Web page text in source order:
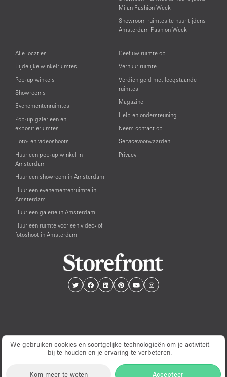
We gebruiken cookies en soortgelijke technologieën om je activiteit
bij te houden en je ervaring te verbeteren.
Kom meer te weten Accepteer
Milan Fashion Week
Showroom ruimtes te huur tijdens
Amsterdam Fashion Week
Alle locaties
Tijdelijke winkelruimtes
Pop-up winkels
Showrooms
Evenementenruimtes
Pop-up galerieën en
expositieruimtes
Foto- en videoshoots
Huur een pop-up winkel in
Amsterdam
Huur een showroom in Amsterdam
Huur een evenementenruimte in
Amsterdam
Huur een galerie in Amsterdam
Huur een ruimte voor een video- of
fotoshoot in Amsterdam
Geef uw ruimte op
Verhuur ruimte
Verdien geld met leegstaande
ruimtes
Magazine
Help en ondersteuning
Neem contact op
Servicevoorwaarden
Privacy